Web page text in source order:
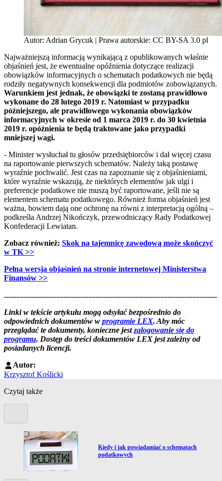
Autor: Adrian Grycuk | Prawa autorskie: CC BY-SA 3.0 pl
Najważniejszą informacją wynikającą z opublikowanych właśnie
objaśnień jest, że ewentualne opóźnienia dotyczące realizacji
obowiązków informacyjnych o schematach podatkowych nie będą
rodziły negatywnych konsekwencji dla podmiotów zobowiązanych.
Warunkiem jest jednak, że obowiązki te zostaną prawidłowo
wykonane do 28 lutego 2019 r. Natomiast w przypadku
późniejszego, ale prawidłowego wykonania obowiązków
informacyjnych w okresie od 1 marca 2019 r. do 30 kwietnia
2019 r. opóźnienia te będą traktowane jako przypadki
mniejszej wagi.
- Minister wysłuchał tu głosów przedsiębiorców i dał więcej czasu
na raportowanie pierwszych schematów. Należy taką postawę
wyraźnie pochwalić. Jest czas na zapoznanie się z objaśnieniami,
które wyraźnie wskazują, że niektórych elementów jak ulgi i
preferencje podatkowe nie muszą być raportowane, jeśli nie są
elementem schematu podatkowego. Również forma objaśnień jest
ważna, bowiem dają one ochronę na równi z interpretacją ogólną –
podkreśla Andrzej Nikończyk, przewodniczący Rady Podatkowej
Konfederacji Lewiatan.
Zobacz również: Skok na tajemnicę zawodową może skończyć
w TK >>
Pełna wersja objaśnień na stronie internetowej Ministerstwa
Finansów >>
--------------------------------------------------------------------------------------
Linki w tekście artykułu mogą odsyłać bezpośrednio do
odpowiednich dokumentów w programie LEX. Aby móc
przeglądać te dokumenty, konieczne jestzalogowanie się do
programu. Dostęp do treści dokumentów LEX jest zależny od
posiadanych licencji.
Autor:
Krzysztof Koślicki
Czytaj także
Przejdź do artykułu:
Kiedy i jak powiadamiać o schematach
podatkowych